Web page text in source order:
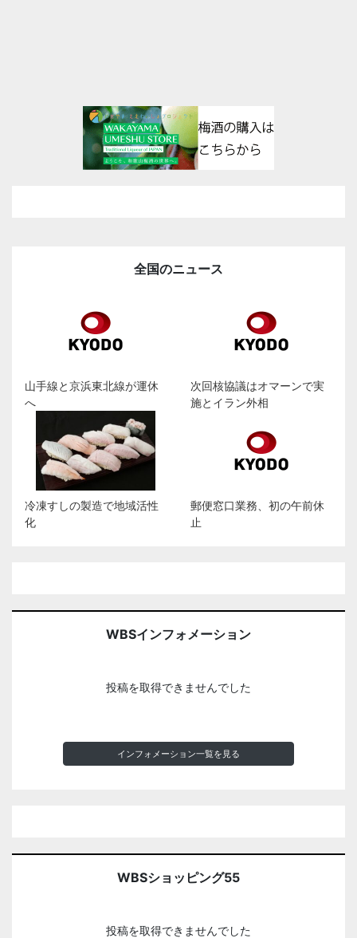
全国のニュース
山手線と京浜東北線が運休
へ
次回核協議はオマーンで実
施とイラン外相
冷凍すしの製造で地域活性
化
郵便窓口業務、初の午前休
止
WBSインフォメーション
投稿を取得できませんでした
インフォメーション一覧を見る
WBSショッピング55
投稿を取得できませんでした